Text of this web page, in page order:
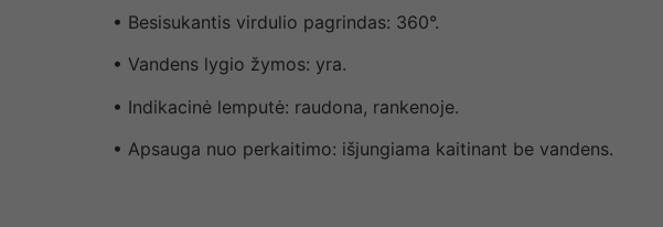
• Besisukantis virdulio pagrindas: 360°.
• Vandens lygio žymos: yra.
• Indikacinė lemputė: raudona, rankenoje.
• Apsauga nuo perkaitimo: išjungiama kaitinant be vandens.